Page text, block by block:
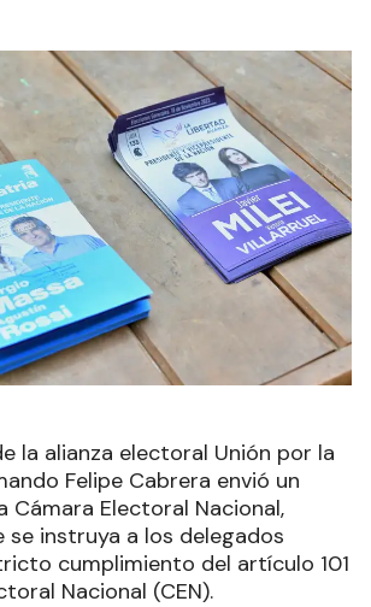
la alianza electoral Unión por la
Felipe Cabrera envió un
Cámara Electoral Nacional,
instruya a los delegados
cumplimiento del artículo 101
Nacional (CEN).